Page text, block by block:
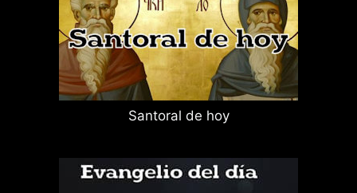
Santoral de hoy